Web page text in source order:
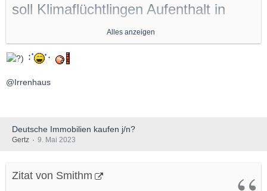
soll Klimaflüchtlingen Aufenthalt in
Deutschland ermöglichen
„Klima-Pass“ ein. Das Angebot soll Klimaflüchtlinge einen
https://www.focus.de/politik/d…glichen_id_193341760.html
Alles anzeigen
@Irrenhaus
Deutsche Immobilien kaufen j/n?
Gertz 9. Mai 2023
Zitat von Smithm